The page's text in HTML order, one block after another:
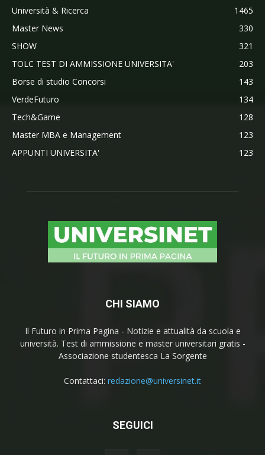
Università & Ricerca
1465
Master News
330
SHOW
321
TOLC TEST DI AMMISSIONE UNIVERSITA'
203
Borse di studio Concorsi
143
VerdeFuturo
134
Tech&Game
128
Master MBA e Management
123
APPUNTI UNIVERSITA'
123
CHI SIAMO
Il Futuro in Prima Pagina - Notizie e attualità da scuola e
università. Test di ammissione e master universitari gratis -
Associazione studentesca La Sorgente
Contattaci: redazione@universinet.it
SEGUICI